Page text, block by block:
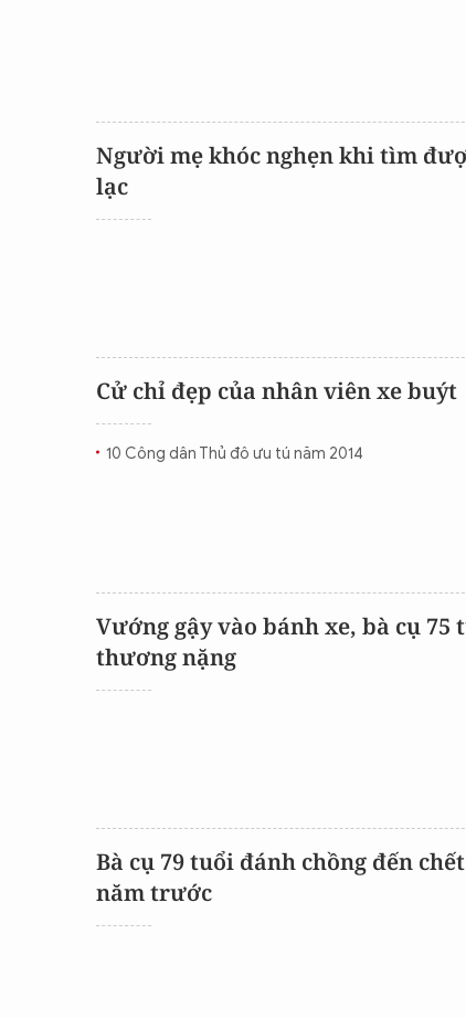
Người mẹ khóc nghẹn khi tìm
lạc
Cử chỉ đẹp của nhân viên xe buýt
10 Công dân Thủ đô ưu tú năm 2014
Vướng gậy vào bánh xe, bà cụ
thương nặng
Bà cụ 79 tuổi đánh chồng đến
năm trước